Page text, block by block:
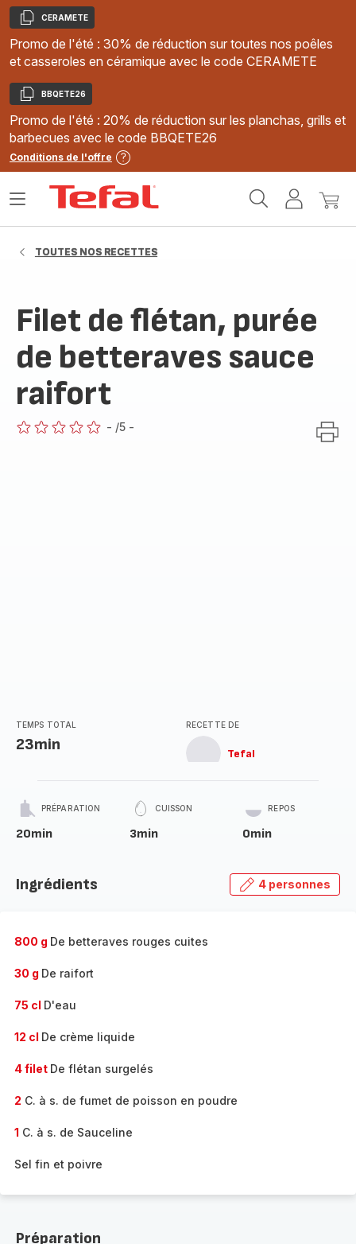
Copier
CERAMETE
Promo de l'été : 30% de réduction sur toutes nos poêles
et casseroles en céramique avec le code CERAMETE
Copier
BBQETE26
Promo de l'été : 20% de réduction sur les planchas, grills et
barbecues avec le code BBQETE26
Conditions de l'offre
MonMon
Ouvrir
TOUTES NOS RECETTES
Filet de flétan, purée
de betteraves sauce
raifort
- /5 -
TEMPS TOTAL
23min
RECETTE DE
Tefal
PRÉPARATION
20min
CUISSON
3min
REPOS
0min
Ingrédients 4 personnes
800 g De betteraves rouges cuites
30 g De raifort
75 cl D'eau
12 cl De crème liquide
4 filet De flétan surgelés
2 C. à s. de fumet de poisson en poudre
1 C. à s. de Sauceline
Sel fin et poivre
Préparation